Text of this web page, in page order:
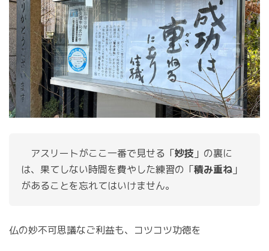
アスリートがここ一番で見せる「妙技 」の裏に
は、果てしない時間を費やした練習の「積み重ね 」
があることを忘れてはいけません。
仏の妙不可思議なご利益も、コツコツ功徳を